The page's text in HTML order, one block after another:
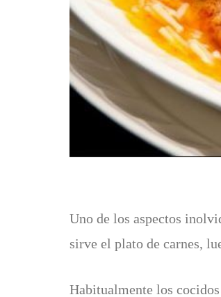
Uno de los aspectos
sirve el plato de carnes,
Habitualmente los